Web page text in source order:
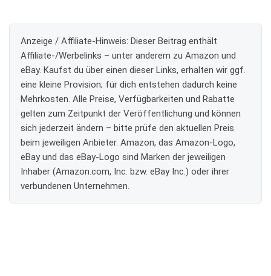
Anzeige / Affiliate-Hinweis: Dieser Beitrag enthält
Affiliate-/Werbelinks – unter anderem zu Amazon und
eBay. Kaufst du über einen dieser Links, erhalten wir ggf.
eine kleine Provision; für dich entstehen dadurch keine
Mehrkosten. Alle Preise, Verfügbarkeiten und Rabatte
gelten zum Zeitpunkt der Veröffentlichung und können
sich jederzeit ändern – bitte prüfe den aktuellen Preis
beim jeweiligen Anbieter. Amazon, das Amazon-Logo,
eBay und das eBay-Logo sind Marken der jeweiligen
Inhaber (Amazon.com, Inc. bzw. eBay Inc.) oder ihrer
verbundenen Unternehmen.